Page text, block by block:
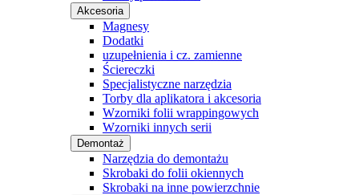
Akcesoria
Magnesy
Dodatki
uzupełnienia i cz. zamienne
Ściereczki
Specjalistyczne narzędzia
Torby dla aplikatora i akcesoria
Wzorniki folii wrappingowych
Wzorniki innych serii
Demontaż
Narzędzia do demontażu
Skrobaki do folii okiennych
Skrobaki na inne powierzchnie